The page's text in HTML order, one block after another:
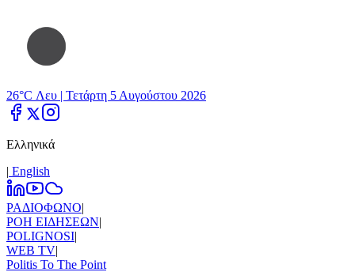
26°C Λευ | Τετάρτη 5 Αυγούστου 2026
Ελληνικά
| Εnglish
ΡΑΔΙΟΦΩΝΟ|
ΡΟΗ ΕΙΔΗΣΕΩΝ|
POLIGNOSI|
WEB TV|
Politis To The Point